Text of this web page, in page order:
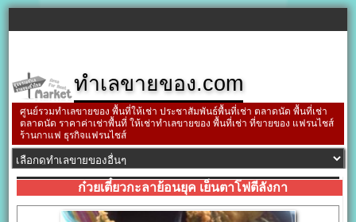
ทำเลขายของ.com
ศูนย์รวมทำเลขายของ พื้นที่ให้เช่า ประชาสัมพันธ์พื้นที่เช่า ตลาดนัด พื้นที่เช่า
ตลาดนัด ราคาค่าเช่าพื้นที่ ให้เช่าทำเลขายของ พื้นที่เช่า ที่ขายของ แฟรนไชส์
ร้านกาแฟ ธุรกิจแฟรนไชส์
ก๋วยเตี๋ยวกะลาย้อนยุค เย็นตาโฟตีลังกา